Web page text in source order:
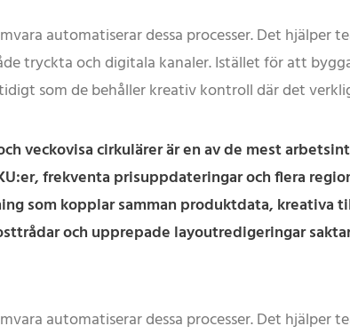
automatiserar dessa processer. Det
tryckta och digitala kanaler. Istället för att
som de behåller kreativ kontroll där det
veckovisa cirkulärer är en av de mest
frekventa prisuppdateringar och flera
som kopplar samman produktdata,
och upprepade layoutredigeringar
automatiserar dessa processer. Det